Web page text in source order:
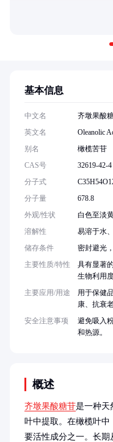
概述
齐墩果酸糖苷是一种天
叶中提取。在橄榄叶中
要活性成分之一。长
基本信息
中文名
齐墩果酸
英文名
Oleanolic
别名
橄榄苦苷
CAS号
32619-42-4
分子式
分子量
678.8
外观/性状
白色至淡
溶解性
易溶于水
储存条件
密封避光
主要性质/特性
具有显著
生物利用
主要应用/用途
用于保健
康、抗衰
安全注意事项
避免吸入
和热源。